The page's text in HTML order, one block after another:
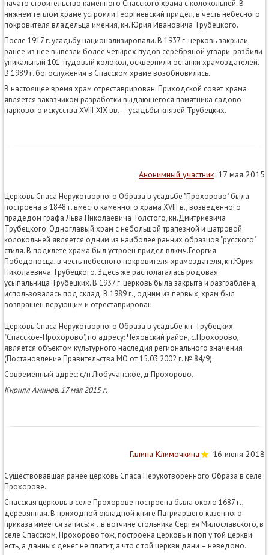
начато строительство каменного Спасского храма с колокольней. В
нижнем теплом храме устроили Георгиевский придел, в честь небесного
покровителя владельца имения, кн. Юрия Ивановича Трубецкого.
После 1917 г. усадьбу национализировали. В 1937 г. церковь закрыли,
ранее из нее вывезли более четырех пудов серебряной утвари, разбили
уникальный 101-пудовый колокол, осквернили останки храмоздателей.
В 1989 г. богослужения в Спасском храме возобновились.
В настоящее время храм отреставрирован. Приходской совет храма
является заказчиком разработки выдающегося памятника садово-
паркового искусства XVIII-XIX вв. — усадьбы князей Трубецких.
Анонимный участник 17 мая 2015
Церковь Спаса Нерукотворного Образа в усадьбе "Прохорово" была
построена в 1848 г. вместо каменного храма XVIII в., возведенного
прадедом графа Льва Николаевича Толстого, кн.Дмитриевича
Трубецкого. Одноглавый храм с небольшой трапезной и шатровой
колокольней является одним из наиболее ранних образцов "русского"
стиля. В подклете храма был устроен придел влкмч.Георгия
Победоносца, в честь небесного покровителя храмоздателя, кн.Юрия
Николаевича Трубецкого. Здесь же располагалась родовая
усыпальница Трубецких. В 1937 г. церковь была закрыта и разграблена,
использовалась под склад. В 1989 г., одним из первых, храм был
возвращен верующим и отреставрирован.
Церковь Спаса Нерукотворного Образа в усадьбе кн. Трубецких
"Спасское-Прохорово", по адресу: Чеховский район, с.Прохорово,
является объектом культурного наследия регионального значения
(Постановление Правительства МО от 15.03.2002 г. № 84/9).
Современный адрес: с/п Любучанское, д.Прохорово.
Кирилл Аминов. 17 мая 2015 г.
Галина Климочкина 16 июня 2018
Существовавшая ранее церковь Спаса Нерукотворенного Образа в селе
Прохорове.
Спасская церковь в селе Прохорове построена была около 1687 г.,
деревянная. В приходной окладной книге Патриаршего казенного
приказа имеется запись: «…в вотчине стольника Сергея Милославского, в
селе Спасском, Прохорово тож, построена церковь и поп у той церкви
есть, а данных денег не платит, а что с той церкви дани – неведомо.